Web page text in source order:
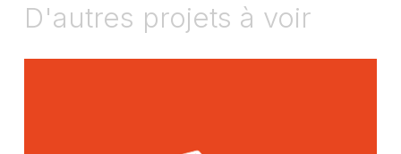
D'autres projets à voir